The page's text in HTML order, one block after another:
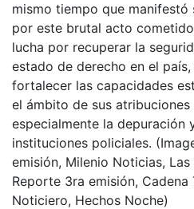
mismo tiempo que manifestó
por este brutal acto
lucha por recuperar la
estado de derecho en el
fortalecer las capacidades
el ámbito de sus
especialmente la depuración
instituciones policiales.
emisión, Milenio Noticias,
Reporte 3ra emisión, Cadena
Noticiero, Hechos Noche)